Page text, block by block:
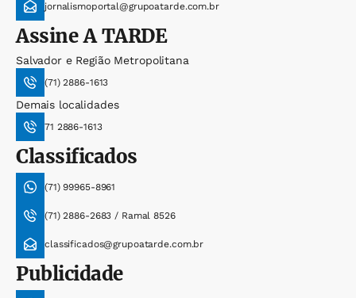
jornalismoportal@grupoatarde.com.br
AssineA TARDE
Salvador e Região Metropolitana
(71) 2886-1613
Demais localidades
71 2886-1613
Classificados
(71) 99965-8961
(71) 2886-2683 / Ramal 8526
classificados@grupoatarde.com.br
Publicidade